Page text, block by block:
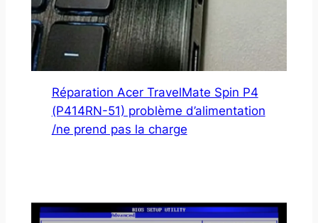
Réparation Acer TravelMate Spin P4
(P414RN-51) problème d’alimentation
/ne prend pas la charge